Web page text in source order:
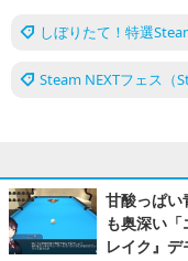
しぼりたて！特選
Steam NEXTフェス（
甘酸っぱ
も奥深い
レイク』